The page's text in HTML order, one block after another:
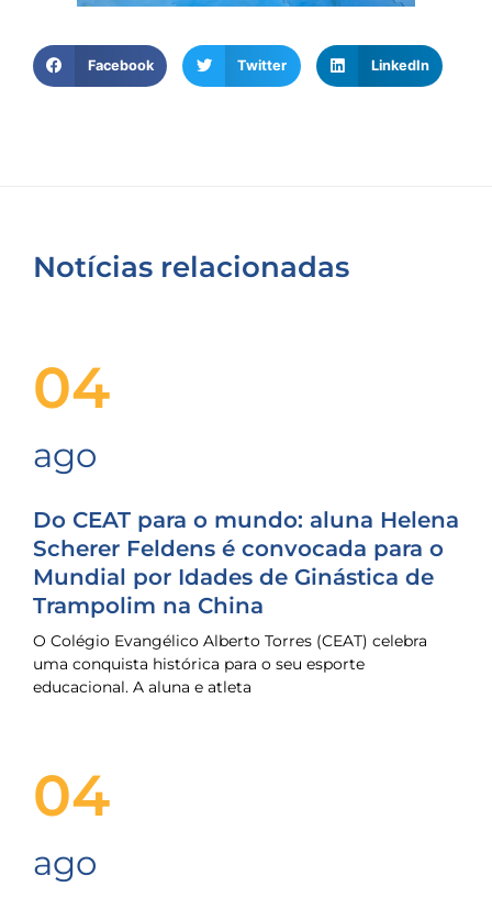
Facebook Twitter LinkedIn
Notícias relacionadas
04
ago
Do CEAT para o mundo: aluna Helena
Scherer Feldens é convocada para o
Mundial por Idades de Ginástica de
Trampolim na China
O Colégio Evangélico Alberto Torres (CEAT) celebra
uma conquista histórica para o seu esporte
educacional. A aluna e atleta
04
ago